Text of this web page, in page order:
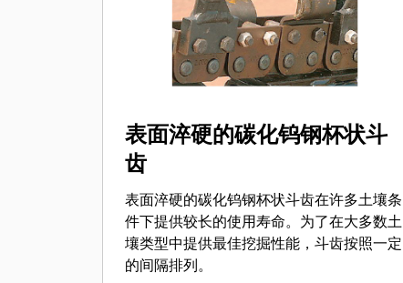
表面淬硬的碳化钨钢杯状斗
齿
表面淬硬的碳化钨钢杯状斗齿在许多土壤条
件下提供较长的使用寿命。为了在大多数土
壤类型中提供最佳挖掘性能，斗齿按照一定
的间隔排列。